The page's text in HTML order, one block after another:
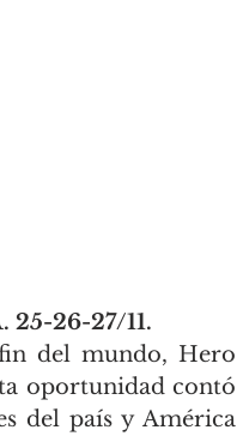
26-27/11.
del mundo, Hero
oportunidad contó
del país y América